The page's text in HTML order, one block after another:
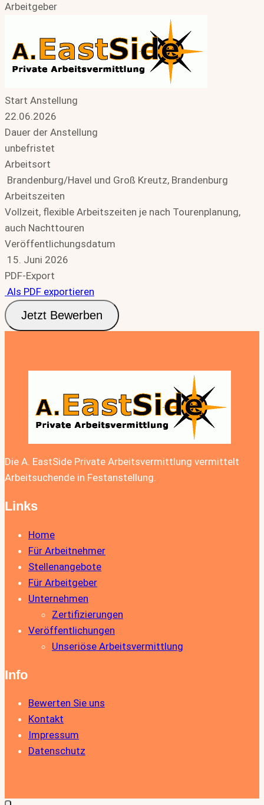
Arbeitgeber
Start Anstellung
22.06.2026
Dauer der Anstellung
unbefristet
Arbeitsort
Brandenburg/Havel und Groß Kreutz, Brandenburg
Arbeitszeiten
Vollzeit, flexible Arbeitszeiten je nach Tourenplanung,
auch Nachttouren
Veröffentlichungsdatum
15. Juni 2026
PDF-Export
Als PDF exportieren
Jetzt Bewerben
Die A. EastSide Private Arbeitsvermittlung vermittelt
Arbeitsuchende in Festanstellung.
Links
Home
Für Arbeitnehmer
Stellenangebote
Für Arbeitgeber
Unternehmen
Zertifizierungen
Veröffentlichungen
Unseriöse Arbeitsvermittlung
Info
Bewerten Sie uns
Kontakt
Impressum
Datenschutz